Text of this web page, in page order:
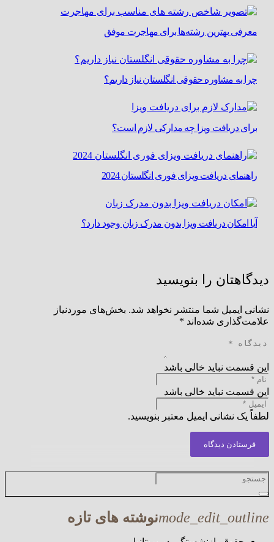
معرفی بهترین رشته‌ها برای مهاجرت موفق
چرا به مشاوره حقوقی انگلستان نیاز داریم؟
برای دریافت ویزا چه مدارکی لازم است؟
راهنمای دریافت ویزای فوری انگلستان 2024
آیا امکان دریافت ویزا بدون مدرک زبان وجود دارد؟
دیدگاهتان را بنویسید
نشانی ایمیل شما منتشر نخواهد شد. بخش‌های موردنیاز
علامت‌گذاری شده‌اند *
این قسمت نباید خالی باشد
این قسمت نباید خالی باشد
لطفاً یک نشانی ایمیل معتبر بنویسید.
فرستادن دیدگاه
mode_edit_outlineنوشته های تازه